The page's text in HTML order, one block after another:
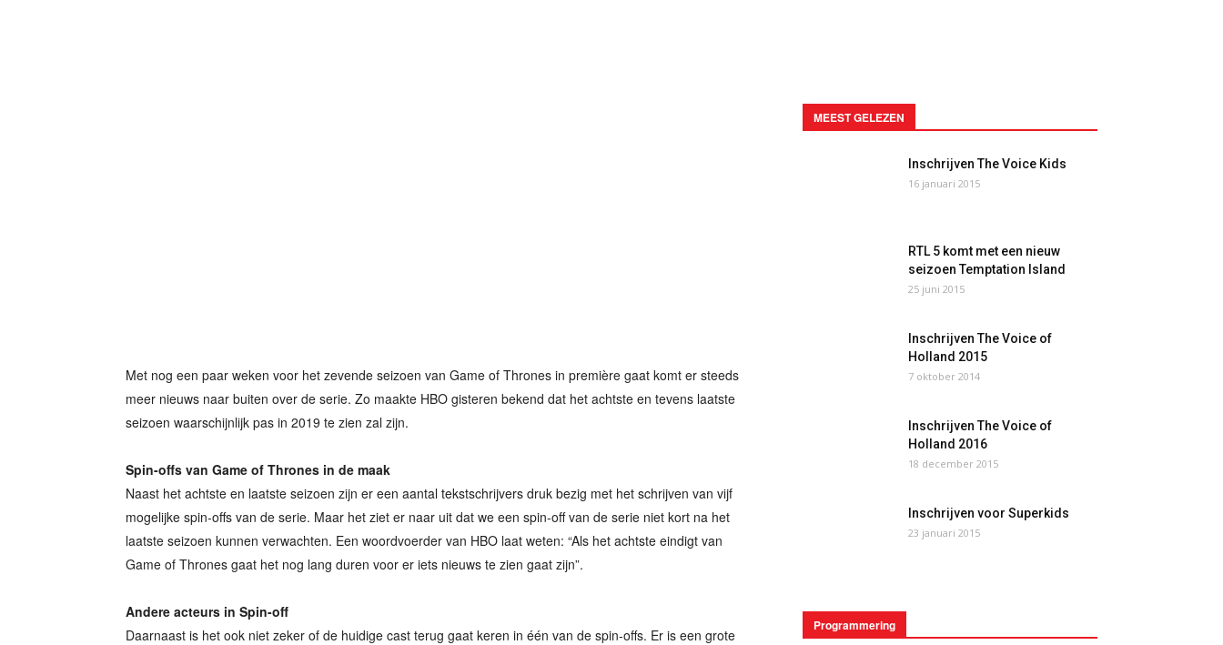
Met nog een paar weken voor het zevende seizoen van Game of Thrones in première gaat komt er steeds
meer nieuws naar buiten over de serie. Zo maakte HBO gisteren bekend dat het achtste en tevens laatste
seizoen waarschijnlijk pas in 2019 te zien zal zijn.
Spin-offs van Game of Thrones in de maak
Naast het achtste en laatste seizoen zijn er een aantal tekstschrijvers druk bezig met het schrijven van vijf
mogelijke spin-offs van de serie. Maar het ziet er naar uit dat we een spin-off van de serie niet kort na het
laatste seizoen kunnen verwachten. Een woordvoerder van HBO laat weten: “Als het achtste eindigt van
Game of Thrones gaat het nog lang duren voor er iets nieuws te zien gaat zijn”.
Andere acteurs in Spin-off
Daarnaast is het ook niet zeker of de huidige cast terug gaat keren in één van de spin-offs. Er is een grote
MEEST GELEZEN
Inschrijven The Voice Kids
16 januari 2015
RTL 5 komt met een nieuw
seizoen Temptation Island
25 juni 2015
Inschrijven The Voice of
Holland 2015
7 oktober 2014
Inschrijven The Voice of
Holland 2016
18 december 2015
Inschrijven voor Superkids
23 januari 2015
Programmering